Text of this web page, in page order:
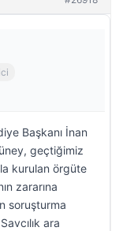
Başkanı İnan
geçtiğimiz
kurulan örgüte
zararına
soruşturma
ara